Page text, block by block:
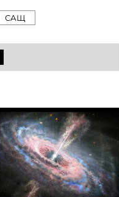
САЩ
Пазарът на труда у нас се
охлажда: Къде са най-големи
придобивания